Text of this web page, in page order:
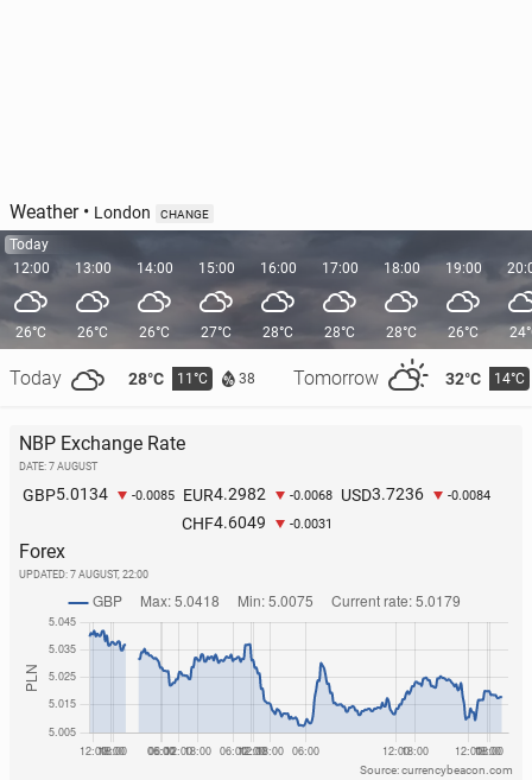
Weather• London CHANGE
Today
12:00
26°C
Today 28°C 11°C 38 Tomorrow 32°C 14°C
13:00
26°C
14:00
26°C
15:00
27°C
16:00
28°C
17:00
28°C
18:00
28°C
19:00
26°C
NBP Exchange Rate
DATE: 7 AUGUST
GBP5.0134 -0.0085 EUR4.2982 -0.0068 USD3.7236 -0.0084
CHF4.6049 -0.0031
Forex
UPDATED: 7 AUGUST, 22:00
Source: currencybeacon.com